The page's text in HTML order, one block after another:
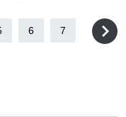
6 7